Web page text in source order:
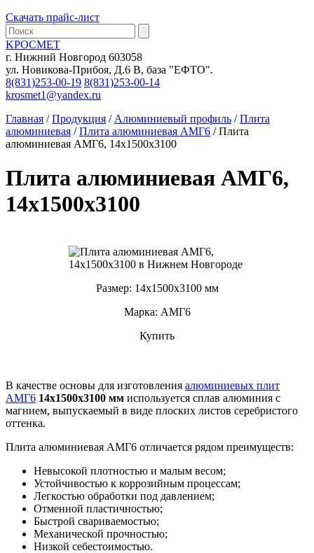
Скачать прайс-лист
KРОСМЕТ
г. Нижний Новгород 603058
ул. Новикова-Прибоя, Д.6 В, база "ЕФТО".
8(831)253-00-19 8(831)253-00-14
krosmet1@yandex.ru
Главная /Продукция / Алюминиевый профиль /Плита
алюминиевая /Плита алюминиевая АМГ6 / Плита
алюминиевая АМГ6, 14х1500х3100
Плита алюминиевая АМГ6,
14х1500х3100
Размер: 14х1500х3100 мм
Марка: АМГ6
Купить
В качестве основы для изготовления алюминиевых плит
АМГ6 14х1500х3100 мм используется сплав алюминия с
магнием, выпускаемый в виде плоских листов серебристого
оттенка.
Плита алюминиевая АМГ6 отличается рядом преимуществ:
Невысокой плотностью и малым весом;
Устойчивостью к коррозийным процессам;
Легкостью обработки под давлением;
Отменной пластичностью;
Быстрой свариваемостью;
Механической прочностью;
Низкой себестоимостью.